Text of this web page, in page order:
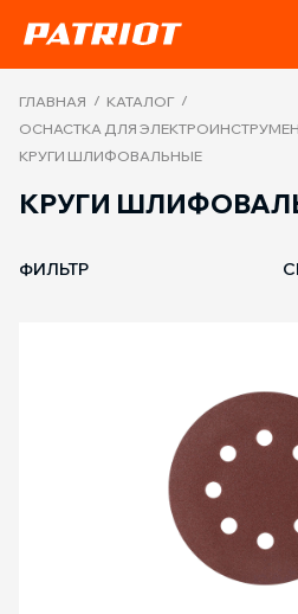
ГЛАВНАЯ / КАТАЛОГ /
ОСНАСТКА ДЛЯ
КРУГИ ШЛИФОВАЛЬНЫЕ
КРУГИ
ФИЛЬТР